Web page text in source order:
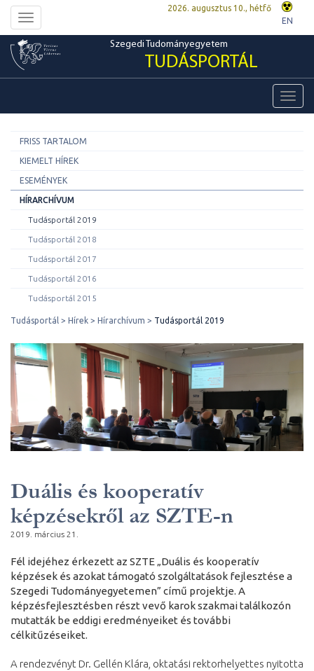
Toggle
navigation
2026. augusztus 10., hétfő
EN
Szegedi Tudományegyetem
TUDÁSPORTÁL
FRISS TARTALOM
KIEMELT HÍREK
ESEMÉNYEK
HÍRARCHÍVUM
Tudásportál 2019
Tudásportál 2018
Tudásportál 2017
Tudásportál 2016
Tudásportál 2015
Tudásportál Hírek Hírarchívum Tudásportál 2019
Duális és kooperatív
képzésekről az SZTE-n
2019. március 21.
Fél idejéhez érkezett az SZTE „Duális és kooperatív
képzések és azokat támogató szolgáltatások fejlesztése a
Szegedi Tudományegyetemen” című projektje. A
képzésfejlesztésben részt vevő karok szakmai találkozón
mutatták be eddigi eredményeiket és további
célkitűzéseiket.
A rendezvényt Dr. Gellén Klára, oktatási rektorhelyettes nyitotta